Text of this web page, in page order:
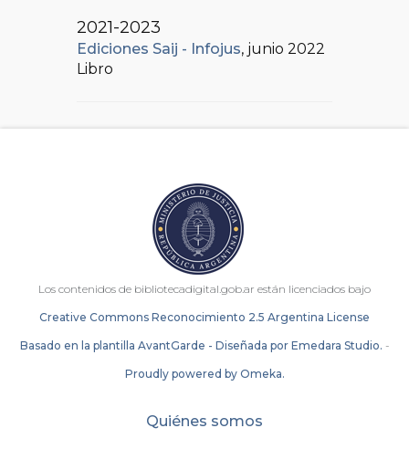
2021-2023
Ediciones Saij - Infojus, junio 2022
Libro
Los contenidos de bibliotecadigital.gob.ar están licenciados bajo
Creative Commons Reconocimiento 2.5 Argentina License
Basado en la plantilla AvantGarde - Diseñada por Emedara Studio. -
Proudly powered by Omeka.
Quiénes somos